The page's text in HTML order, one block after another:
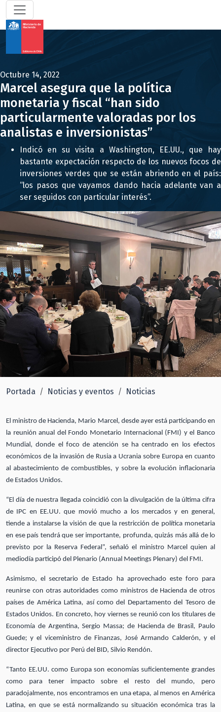
Octubre 14, 2022
Marcel asegura que la política
monetaria y fiscal “han sido
particularmente valoradas por los
analistas e inversionistas”
Indicó en su visita a Washington, EE.UU., que hay
bastante expectación respecto de los nuevos focos de
inversiones verdes que se están abriendo en el país:
“los pasos que vayamos dando hacia adelante van a
ser seguidos con particular interés”.
Portada Noticias y eventos Noticias
El ministro de Hacienda, Mario Marcel, desde ayer está participando en
la reunión anual del Fondo Monetario Internacional (FMI) y el Banco
Mundial, donde el foco de atención se ha centrado en los efectos
económicos de la invasión de Rusia a Ucrania sobre Europa en cuanto
al abastecimiento de combustibles, y sobre la evolución inflacionaria
de Estados Unidos.
“El día de nuestra llegada coincidió con la divulgación de la última cifra
de IPC en EE.UU. que movió mucho a los mercados y en general,
tiende a instalarse la visión de que la restricción de política monetaria
en ese país tendrá que ser importante, profunda, quizás más allá de lo
previsto por la Reserva Federal”, señaló el ministro Marcel quien al
mediodía participó del Plenario (Annual Meetings Plenary) del FMI.
Asimismo, el secretario de Estado ha aprovechado este foro para
reunirse con otras autoridades como ministros de Hacienda de otros
países de América Latina, así como del Departamento del Tesoro de
Estados Unidos. En concreto, hoy viernes se reunió con los titulares de
Economía de Argentina, Sergio Massa; de Hacienda de Brasil, Paulo
Guede; y el viceministro de Finanzas, José Armando Calderón, y el
director Ejecutivo por Perú del BID, Silvio Rendón.
“Tanto EE.UU. como Europa son economías suficientemente grandes
como para tener impacto sobre el resto del mundo, pero
paradojalmente, nos encontramos en una etapa, al menos en América
Latina, en que se está normalizando su situación económica tras la